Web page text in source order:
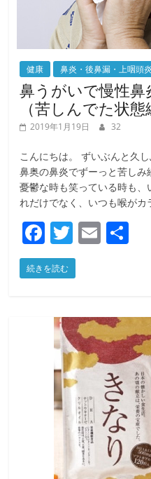
健康 鼻炎・後鼻漏・上咽頭炎
鼻うがいで慢性
（苦しんでた状態
2019年1月19日 32
こんにちは。 ずいぶんと久
鼻奥の鼻炎でずーっと苦し
憂鬱な時も笑っている時も
れだけでなく、いつも喉がカ
F
a
c
b
o
o
k
T
w
itt
E
続きを読む